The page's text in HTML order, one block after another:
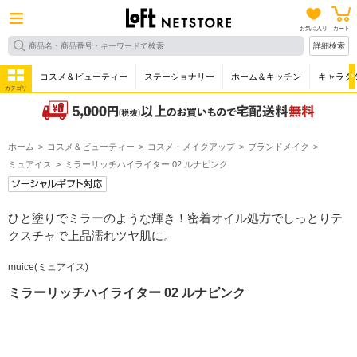
お気に入り カート
詳細検索
カテゴリ
コスメ＆ビューティー ステーショナリー ホーム＆キッチン キャラク
ホーム コスメ＆ビューティー コスメ・メイクアップ
ブランドメイク
ミュアイス
ミラーリッチハイライター 02 ルナピンク
ひと塗りでミラーのような輝き！密着オイル処方でしっとりテ
クスチャで上品濡れツヤ肌に。
muice(ミュアイス)
ミラーリッチハイライター 02 ルナピンク